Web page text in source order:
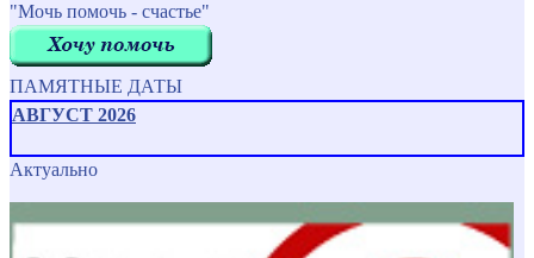
"Мочь помочь - счастье"
ПАМЯТНЫЕ ДАТЫ
АВГУСТ 2026
Актуально